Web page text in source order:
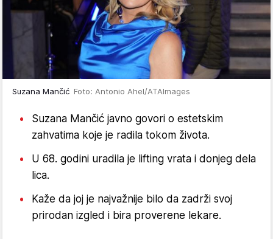
Suzana Mančić Foto: Antonio Ahel/ATAImages
Suzana Mančić javno govori o estetskim
zahvatima koje je radila tokom života.
U 68. godini uradila je lifting vrata i donjeg dela
lica.
Kaže da joj je najvažnije bilo da zadrži svoj
prirodan izgled i bira proverene lekare.